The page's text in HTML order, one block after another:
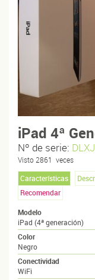
iPad 4ª
Nº de serie:
Visto 2861 veces
Características
Recomendar
Modelo
iPad (4ª generación)
Color
Negro
Conectividad
WiFi